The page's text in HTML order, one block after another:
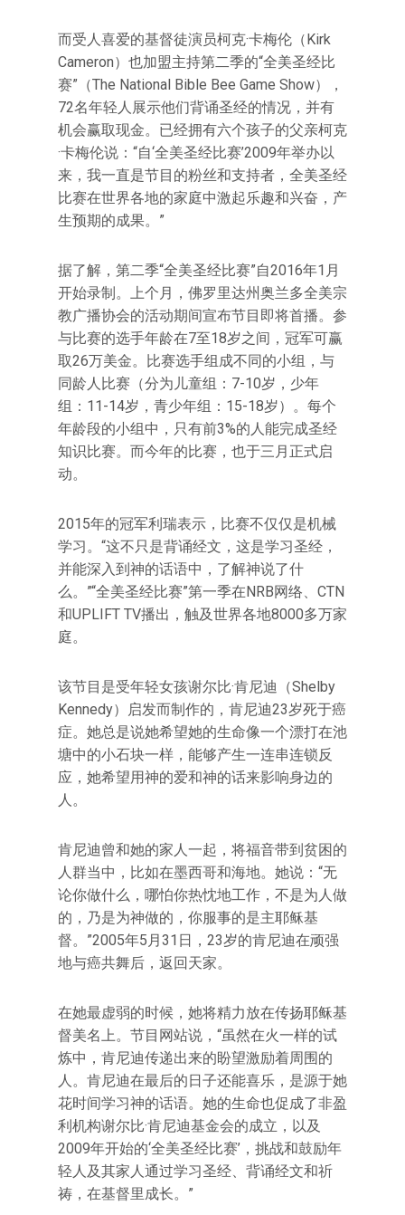
而受人喜爱的基督徒演员柯克·卡梅伦（Kirk
Cameron）也加盟主持第二季的“全美圣经比
赛”（The National Bible Bee Game Show），
72名年轻人展示他们背诵圣经的情况，并有
机会赢取现金。已经拥有六个孩子的父亲柯克
·卡梅伦说：“自‘全美圣经比赛’2009年举办以
来，我一直是节目的粉丝和支持者，全美圣经
比赛在世界各地的家庭中激起乐趣和兴奋，产
生预期的成果。”
据了解，第二季“全美圣经比赛”自2016年1月
开始录制。上个月，佛罗里达州奥兰多全美宗
教广播协会的活动期间宣布节目即将首播。参
与比赛的选手年龄在7至18岁之间，冠军可赢
取26万美金。比赛选手组成不同的小组，与
同龄人比赛（分为儿童组：7-10岁，少年
组：11-14岁，青少年组：15-18岁）。每个
年龄段的小组中，只有前3%的人能完成圣经
知识比赛。而今年的比赛，也于三月正式启
动。
2015年的冠军利瑞表示，比赛不仅仅是机械
学习。“这不只是背诵经文，这是学习圣经，
并能深入到神的话语中，了解神说了什
么。”“全美圣经比赛”第一季在NRB网络、CTN
和UPLIFT TV播出，触及世界各地8000多万家
庭。
该节目是受年轻女孩谢尔比·肯尼迪（Shelby
Kennedy）启发而制作的，肯尼迪23岁死于癌
症。她总是说她希望她的生命像一个漂打在池
塘中的小石块一样，能够产生一连串连锁反
应，她希望用神的爱和神的话来影响身边的
人。
肯尼迪曾和她的家人一起，将福音带到贫困的
人群当中，比如在墨西哥和海地。她说：“无
论你做什么，哪怕你热忱地工作，不是为人做
的，乃是为神做的，你服事的是主耶稣基
督。”2005年5月31日，23岁的肯尼迪在顽强
地与癌共舞后，返回天家。
在她最虚弱的时候，她将精力放在传扬耶稣基
督美名上。节目网站说，“虽然在火一样的试
炼中，肯尼迪传递出来的盼望激励着周围的
人。肯尼迪在最后的日子还能喜乐，是源于她
花时间学习神的话语。她的生命也促成了非盈
利机构谢尔比·肯尼迪基金会的成立，以及
2009年开始的‘全美圣经比赛’，挑战和鼓励年
轻人及其家人通过学习圣经、背诵经文和祈
祷，在基督里成长。”